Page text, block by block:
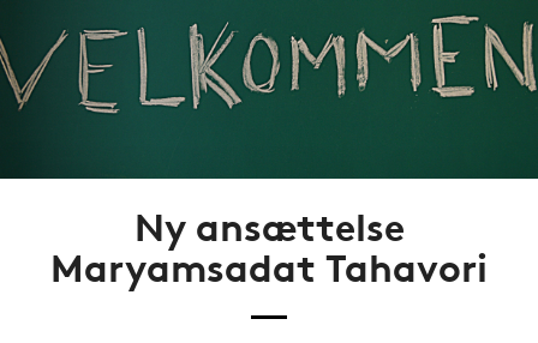
Ny ansættelse
Maryamsadat Tahavori